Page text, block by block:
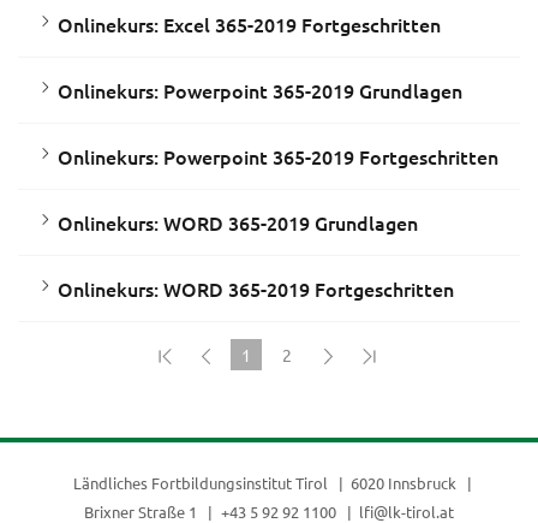
Onlinekurs: Excel 365-2019 Fortgeschritten
Onlinekurs: Powerpoint 365-2019 Grundlagen
Onlinekurs: Powerpoint 365-2019 Fortgeschritten
Onlinekurs: WORD 365-2019 Grundlagen
Onlinekurs: WORD 365-2019 Fortgeschritten
1
2
Ländliches Fortbildungsinstitut Tirol
6020 Innsbruck
Brixner Straße 1
+43 5 92 92 1100 lfi@lk-tirol.at